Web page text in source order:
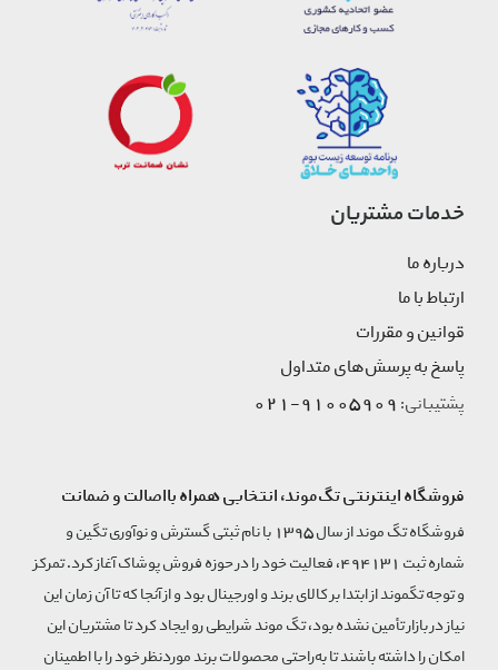
خدمات مشتریان
درباره ما
ارتباط با ما
قوانین و مقررات
پاسخ به پرسش‌های متداول
پشتیبانی: 91005909-021
فروشگاه اینترنتی تگ‌موند، انتخابی همراه بااصالت و ضمانت
فروشگاه تگ موند از سال 1395 با نام ثبتی گسترش و نوآوری تگین و
شماره ثبت 494131، فعالیت خود را در حوزه فروش پوشاک آغاز کرد. تمرکز
و توجه تگموند از ابتدا بر کالای برند و اورجینال بود و از آنجا که تا آن زمان این
نیاز در بازار تأمین نشده بود، تگ موند شرایطی رو ایجاد کرد تا مشتریان این
امکان را داشته باشند تا به‌راحتی محصولات برند مورد‌نظر خود را با اطمینان